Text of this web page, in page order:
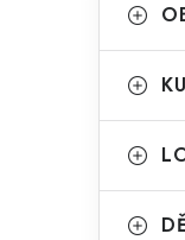
o
t
r
kategorie
a
e
o